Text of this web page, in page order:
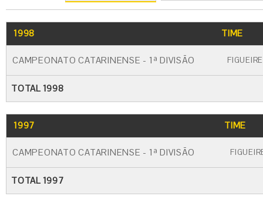
1998 TIME
CAMPEONATO CATARINENSE - 1ª DIVISÃO
TOTAL 1998
1997 TIME
CAMPEONATO CATARINENSE - 1ª DIVISÃO
TOTAL 1997